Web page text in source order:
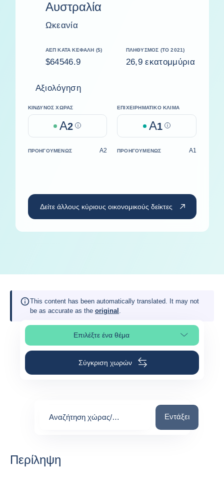
Αυστραλία
Ωκεανία
ΑΕΠ ΚΑΤΆ ΚΕΦΑΛΉ ($)
$64546.9
ΠΛΗΘΥΣΜΌΣ (ΤΟ 2021)
26,9 εκατομμύρια
Αξιολόγηση
ΚΊΝΔΥΝΟΣ ΧΏΡΑΣ
A2 Help
ΕΠΙΧΕΙΡΗΜΑΤΙΚΌ ΚΛΊΜΑ
A1 Help
ΠΡΟΗΓΟΥΜΈΝΩΣ A2 ΠΡΟΗΓΟΥΜΈΝΩΣ A1
Δείτε άλλους κύριους οικονομικούς δείκτες
This content has been automatically translated. It may not
be as accurate as the original .
Επιλέξτε ένα θέμαΕπιλέξτε τμήμα της σελίδας
Σύγκριση χωρών
Αναζήτηση χώρας/
Αναζήτηση
Εντάξει
Περίληψη